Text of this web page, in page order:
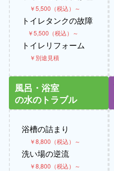
￥5,500（税込）～
トイレタンクの故障
￥5,500（税込）～
トイレリフォーム
￥別途見積
風呂・浴室
の水のトラブル
浴槽の詰まり
￥8,800（税込）～
洗い場の逆流
￥8,800（税込）～